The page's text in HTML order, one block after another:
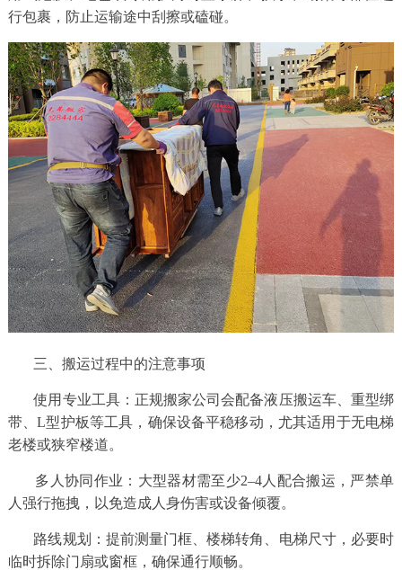
行包裹，防止运输途中刮擦或磕碰。
三、搬运过程中的注意事项
使用专业工具：正规搬家公司会配备液压搬运车、重型绑
带、L型护板等工具，确保设备平稳移动，尤其适用于无电梯
老楼或狭窄楼道。
多人协同作业：大型器材需至少2–4人配合搬运，严禁单
人强行拖拽，以免造成人身伤害或设备倾覆。
路线规划：提前测量门框、楼梯转角、电梯尺寸，必要时
临时拆除门扇或窗框，确保通行顺畅。